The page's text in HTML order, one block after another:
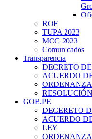
ROF
TUPA 2023
MCC-2023
Comunicados
Transparencia
DECRETO
ACUERDO
GOB.PE
DECERETO
ACUERDO
LEY